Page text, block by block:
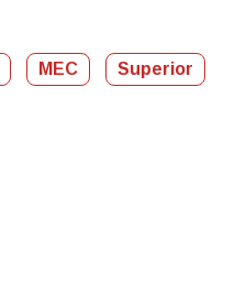
MEC Superior